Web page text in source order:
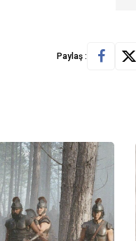
Paylaş :